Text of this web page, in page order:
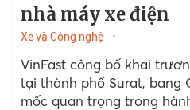
nhà máy xe điện
Xe và Công nghệ
VinFast công bố khai
tại thành phố Surat, bang
mốc quan trọng trong